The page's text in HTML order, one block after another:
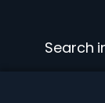
Search